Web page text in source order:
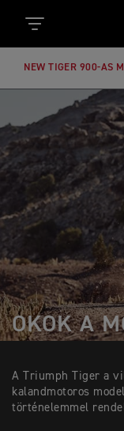
NEW TIGER 900-AS
OKOK A
A Triumph Tiger a
kalandmotoros
történelemmel